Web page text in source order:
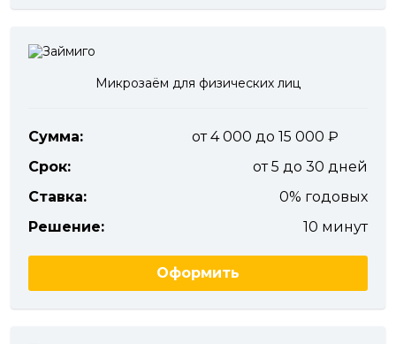
Микрозаём для физических лиц
Сумма:
от 4 000 до 15 000
Срок:
от 5 до 30 дней
Ставка:
0% годовых
Решение:
10 минут
Оформить